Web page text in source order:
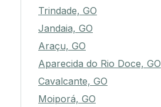
Trindade, GO
Jandaia, GO
Araçu, GO
Aparecida do Rio Doce, GO
Cavalcante, GO
Moiporá, GO